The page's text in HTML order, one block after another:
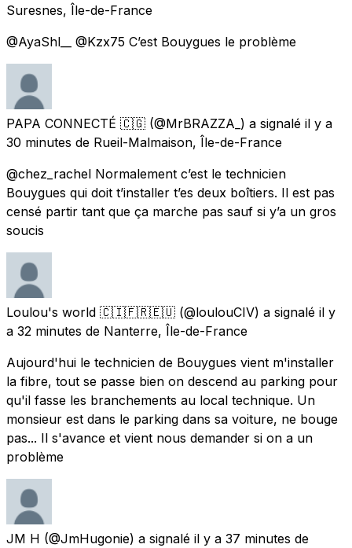
Suresnes, Île-de-France
@AyaShl__ @Kzx75 C’est Bouygues le problème
PAPA CONNECTÉ 🇨🇬 (@MrBRAZZA_) a signalé il y a
30 minutes de Rueil-Malmaison, Île-de-France
@chez_rachel Normalement c’est le technicien
Bouygues qui doit t’installer t’es deux boîtiers. Il est pas
censé partir tant que ça marche pas sauf si y’a un gros
soucis
Loulou's world 🇨🇮🇫🇷🇪🇺 (@loulouCIV) a signalé il y
a 32 minutes de Nanterre, Île-de-France
Aujourd'hui le technicien de Bouygues vient m'installer
la fibre, tout se passe bien on descend au parking pour
qu'il fasse les branchements au local technique. Un
monsieur est dans le parking dans sa voiture, ne bouge
pas... Il s'avance et vient nous demander si on a un
problème
JM H (@JmHugonie) a signalé il y a 37 minutes de